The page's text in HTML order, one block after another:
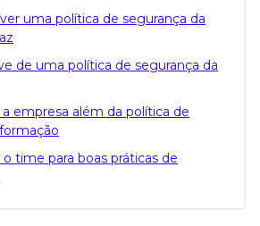
uma política de segurança da
de uma política de segurança da
empresa além da política de
time para boas práticas de